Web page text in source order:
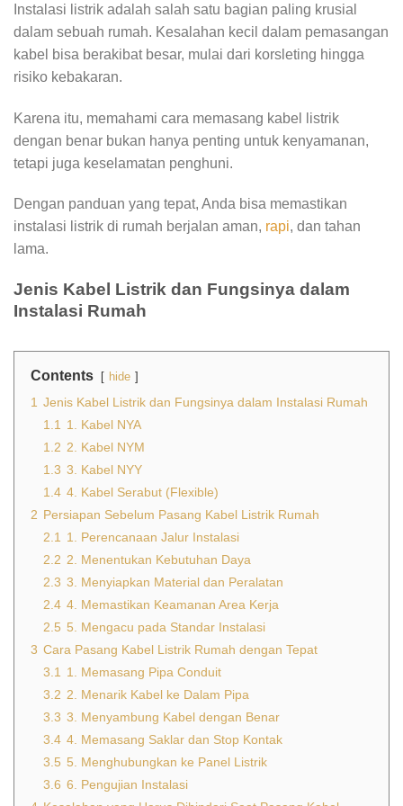
Instalasi listrik adalah salah satu bagian paling krusial
dalam sebuah rumah. Kesalahan kecil dalam pemasangan
kabel bisa berakibat besar, mulai dari korsleting hingga
risiko kebakaran.
Karena itu, memahami cara memasang kabel listrik
dengan benar bukan hanya penting untuk kenyamanan,
tetapi juga keselamatan penghuni.
Dengan panduan yang tepat, Anda bisa memastikan
instalasi listrik di rumah berjalan aman, rapi, dan tahan
lama.
Jenis Kabel Listrik dan Fungsinya dalam
Instalasi Rumah
Contents hide
1 Jenis Kabel Listrik dan Fungsinya dalam Instalasi Rumah
1.1
1. Kabel NYA
1.2 2. Kabel NYM
1.3 3. Kabel NYY
1.4 4. Kabel Serabut (Flexible)
2 Persiapan Sebelum Pasang Kabel Listrik Rumah
2.1
1. Perencanaan Jalur Instalasi
2.2 2. Menentukan Kebutuhan Daya
2.3 3. Menyiapkan Material dan Peralatan
2.4 4. Memastikan Keamanan Area Kerja
2.5 5. Mengacu pada Standar Instalasi
3 Cara Pasang Kabel Listrik Rumah dengan Tepat
3.1
1. Memasang Pipa Conduit
3.2 2. Menarik Kabel ke Dalam Pipa
3.3 3. Menyambung Kabel dengan Benar
3.4 4. Memasang Saklar dan Stop Kontak
3.5 5. Menghubungkan ke Panel Listrik
3.6 6. Pengujian Instalasi